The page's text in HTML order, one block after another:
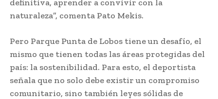
definitiva, aprender a convivir con la
naturaleza”, comenta Pato Mekis.
Pero Parque Punta de Lobos tiene un desafío, el
mismo que tienen todas las áreas protegidas del
país: la sostenibilidad. Para esto, el deportista
señala que no solo debe existir un compromiso
comunitario, sino también leyes sólidas de